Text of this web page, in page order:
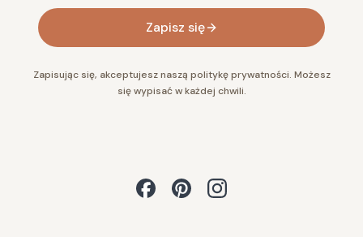
Zapisz się
Zapisując się, akceptujesz naszą politykę prywatności. Możesz
się wypisać w każdej chwili.